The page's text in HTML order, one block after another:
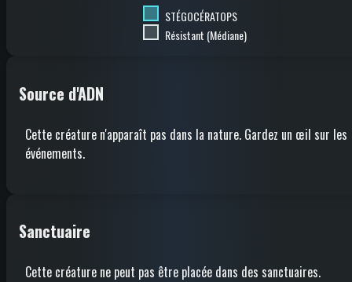
STÉGOCÉRATOPS
Résistant (Médiane)
Source d'ADN
Cette créature n'apparaît pas dans la nature. Gardez un œil sur les
événements.
Sanctuaire
Cette créature ne peut pas être placée dans des sanctuaires.